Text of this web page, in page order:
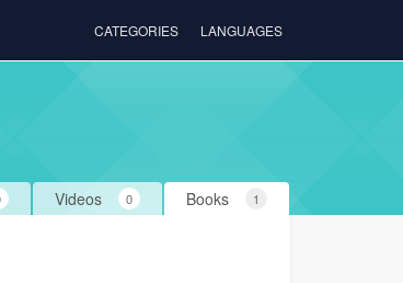
CATEGORIES LANGUAGES
Books 1
Videos 0